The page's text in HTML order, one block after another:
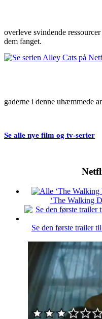
overleve svindende
dem fanget.
gaderne i denne uhæmmede
Se alle nye film og tv-serier
‘The Walking
Se den første trailer